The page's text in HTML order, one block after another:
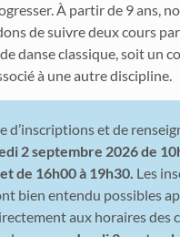
À partir de 9 ans,
de suivre deux cours
danse classique, soit un
à une autre discipline.
d’inscriptions et de
2 septembre 2026 de
de 16h00 à 19h30. Les
bien entendu possibles
aux horaires des